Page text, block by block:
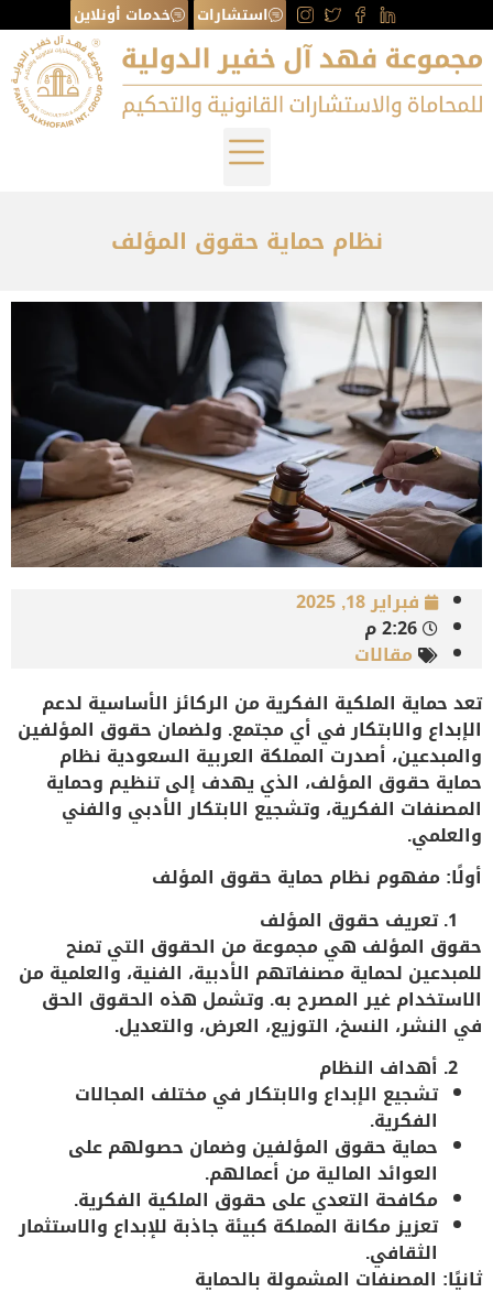
استشارات خدمات أونلاين
نظام حماية حقوق المؤلف
فبراير 18, 2025
2:26 م
مقالات
تعد حماية الملكية الفكرية من الركائز الأساسية لدعم
الإبداع والابتكار في أي مجتمع. ولضمان حقوق المؤلفين
والمبدعين، أصدرت المملكة العربية السعودية نظام
حماية حقوق المؤلف، الذي يهدف إلى تنظيم وحماية
المصنفات الفكرية، وتشجيع الابتكار الأدبي والفني
والعلمي.
أولًا: مفهوم نظام حماية حقوق المؤلف
تعريف حقوق المؤلف
حقوق المؤلف هي مجموعة من الحقوق التي تمنح
للمبدعين لحماية مصنفاتهم الأدبية، الفنية، والعلمية من
الاستخدام غير المصرح به. وتشمل هذه الحقوق الحق
في النشر، النسخ، التوزيع، العرض، والتعديل.
أهداف النظام
تشجيع الإبداع والابتكار في مختلف المجالات
الفكرية.
حماية حقوق المؤلفين وضمان حصولهم على
العوائد المالية من أعمالهم.
مكافحة التعدي على حقوق الملكية الفكرية.
تعزيز مكانة المملكة كبيئة جاذبة للإبداع والاستثمار
الثقافي.
ثانيًا: المصنفات المشمولة بالحماية